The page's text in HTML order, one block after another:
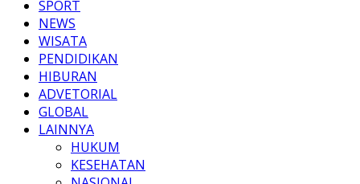
SPORT
NEWS
WISATA
PENDIDIKAN
HIBURAN
ADVETORIAL
GLOBAL
LAINNYA
HUKUM
KESEHATAN